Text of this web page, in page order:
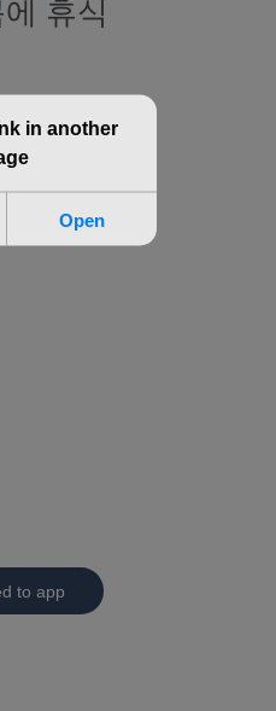
휴식
to app